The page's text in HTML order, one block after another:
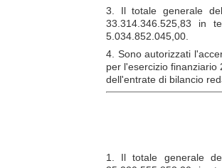
3. Il totale generale
33.314.346.525,83 in
5.034.852.045,00.
4. Sono autorizzati
per l'esercizio
dell'entrate di bilancio
1. Il totale generale